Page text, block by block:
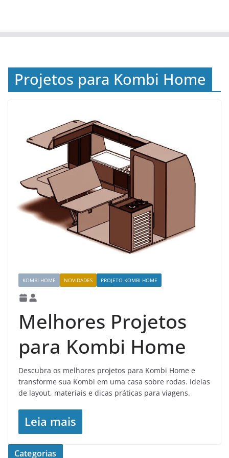
Projetos para Kombi Home
KOMBI HOME NOVIDADES PROJETO KOMBI HOME
Melhores Projetos
para Kombi Home
Descubra os melhores projetos para Kombi Home e
transforme sua Kombi em uma casa sobre rodas. Ideias
de layout, materiais e dicas práticas para viagens.
Leia mais
Categorias